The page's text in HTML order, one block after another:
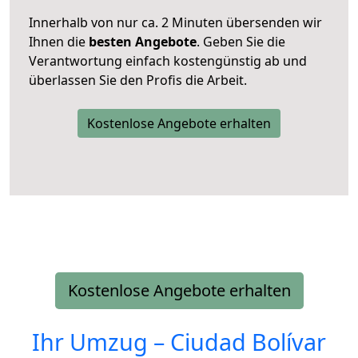
Innerhalb von nur ca. 2 Minuten übersenden wir
Ihnen die besten Angebote. Geben Sie die
Verantwortung einfach kostengünstig ab und
überlassen Sie den Profis die Arbeit.
Kostenlose Angebote erhalten
Kostenlose Angebote erhalten
Ihr Umzug – Ciudad Bolívar